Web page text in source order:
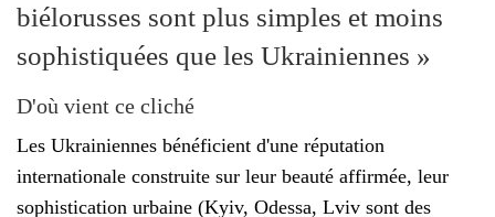
biélorusses sont plus simples et moins
sophistiquées que les Ukrainiennes »
D'où vient ce cliché
Les Ukrainiennes bénéficient d'une réputation
internationale construite sur leur beauté affirmée, leur
sophistication urbaine (Kyiv, Odessa, Lviv sont des